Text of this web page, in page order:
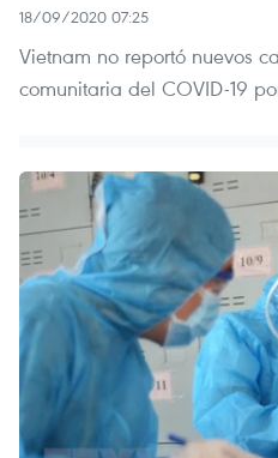
18/09/2020 07:25
Vietnam no reportó nuevos
comunitaria del COVID-19